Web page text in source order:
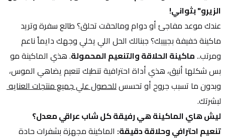
الزيرو" بثواني!
ومرتب.. ماكينة الحلاقة والتنعيم المحمولة
وبدون ما تسبب جروح أو تحسس للحصول علي جميع منتجات العنايه
لبشرتك.
ليش هاي الماكينة هي رفيقة كل شاب عراقي معدل؟
تنعيم احترافي وحلاقة دقيقة: